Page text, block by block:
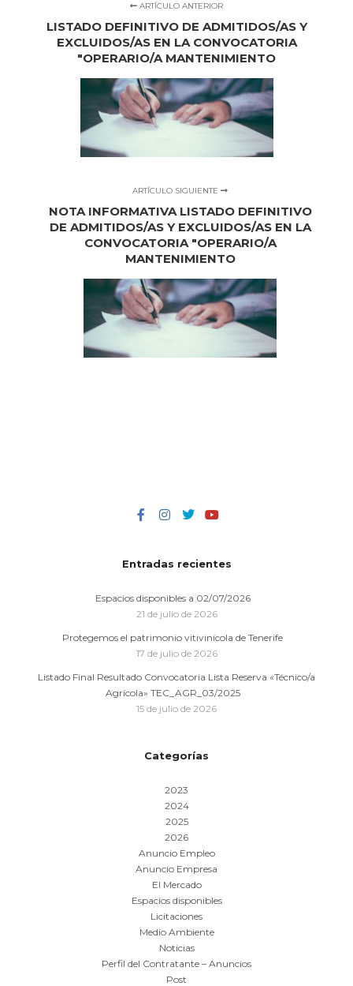
ARTÍCULO ANTERIOR
LISTADO DEFINITIVO DE ADMITIDOS/AS Y
EXCLUIDOS/AS EN LA CONVOCATORIA
"OPERARIO/A MANTENIMIENTO
ARTÍCULO SIGUIENTE
NOTA INFORMATIVA LISTADO DEFINITIVO
DE ADMITIDOS/AS Y EXCLUIDOS/AS EN LA
CONVOCATORIA "OPERARIO/A
MANTENIMIENTO
Entradas recientes
Espacios disponibles a 02/07/2026
21 de julio de 2026
Protegemos el patrimonio vitivinícola de Tenerife
17 de julio de 2026
Listado Final Resultado Convocatoria Lista Reserva «Técnico/a
Agrícola» TEC_AGR_03/2025
15 de julio de 2026
Categorías
2023
2024
2025
2026
Anuncio Empleo
Anuncio Empresa
El Mercado
Espacios disponibles
Licitaciones
Medio Ambiente
Noticias
Perfil del Contratante – Anuncios
Post